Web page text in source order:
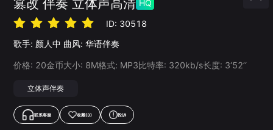
篡改 伴奏 立体声高清 HQ
ID: 30518
歌手: 颜人中 曲风: 华语伴奏
价格: 20金币大小: 8M格式: MP3比特率: 320kb/s长度: 3‘52’‘
立体声伴奏
联系客服 收藏(3) 投诉